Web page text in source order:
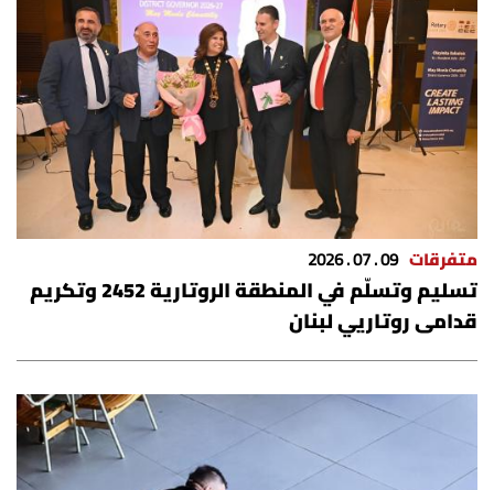
متفرقات 09 . 07 . 2026
تسليم وتسلّم في المنطقة الروتارية 2452 وتكريم
قدامى روتاريي لبنان